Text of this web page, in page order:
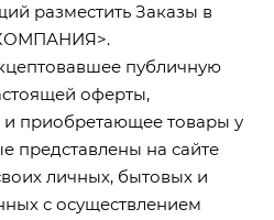
разместить Заказы в
публичную
оферты,
приобретающее товары у
на сайте
личных, бытовых и
с осуществлением